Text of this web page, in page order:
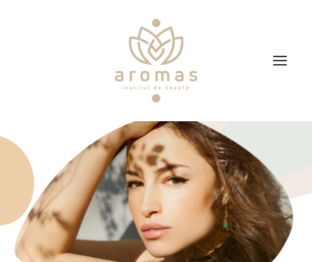
Soins
Je veux faire un bon cadeau
Plan d’accès
Prendre RDV